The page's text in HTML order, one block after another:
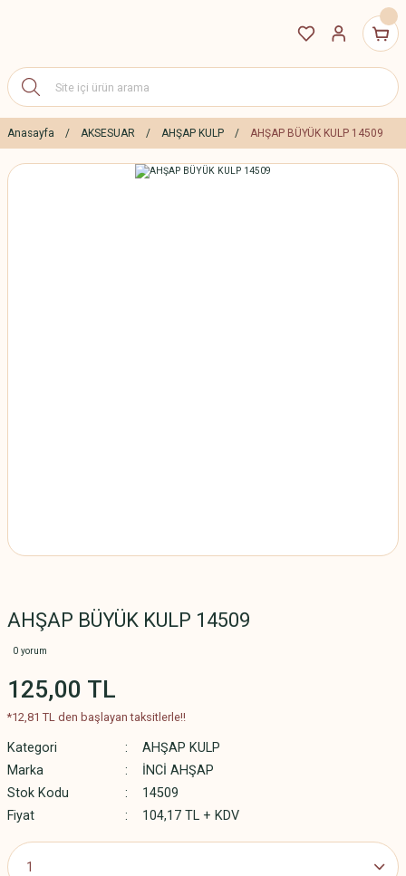
Anasayfa AKSESUAR AHŞAP KULP AHŞAP BÜYÜK KULP 14509
AHŞAP BÜYÜK KULP 14509
0 yorum
125,00 TL
*12,81 TL den başlayan taksitlerle!!
Kategori
AHŞAP KULP
Marka
İNCİ AHŞAP
Stok Kodu
14509
Fiyat
104,17 TL + KDV